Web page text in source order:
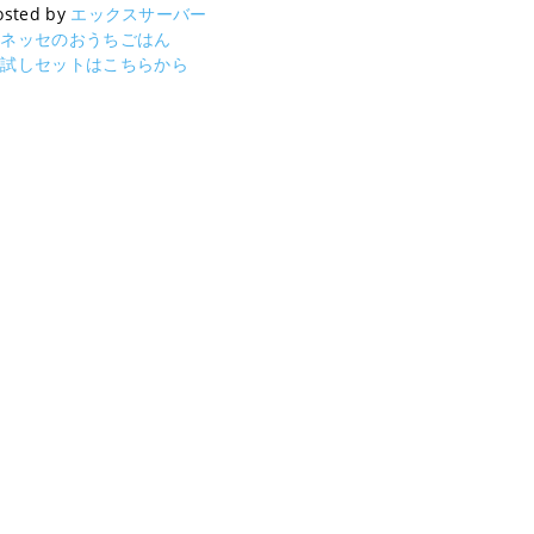
by エックスサーバー
ッセのおうちごはん
しセットはこちらから